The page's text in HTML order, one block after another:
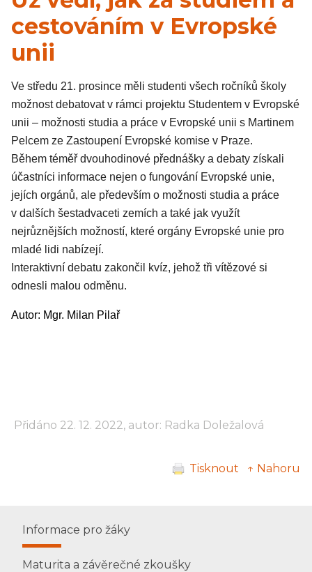
cestováním v Evropské
unii
Ve středu 21. prosince měli studenti všech ročníků školy
možnost debatovat v rámci projektu Studentem v Evropské
unii – možnosti studia a práce v Evropské unii s Martinem
Pelcem ze Zastoupení Evropské komise v Praze.
Během téměř dvouhodinové přednášky a debaty získali
účastníci informace nejen o fungování Evropské unie,
jejích orgánů, ale především o možnosti studia a práce
v dalších šestadvaceti zemích a také jak využít
nejrůznějších možností, které orgány Evropské unie pro
mladé lidi nabízejí.
Interaktivní debatu zakončil kvíz, jehož tři vítězové si
odnesli malou odměnu.
Autor: Mgr. Milan Pilař
Přidáno 22. 12. 2022, autor: Radka Doležalová
Tisknout ↑ Nahoru
Informace pro žáky
Maturita a závěrečné zkoušky